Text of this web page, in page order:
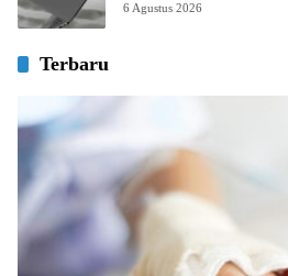
6 Agustus 2026
Terbaru